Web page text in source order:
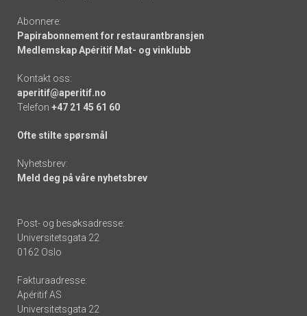
Abonnere:
Papirabonnement for restaurantbransjen
Medlemskap Apéritif Mat- og vinklubb
Kontakt oss:
aperitif@aperitif.no
Telefon +47 21 45 61 60
Ofte stilte spørsmål
Nyhetsbrev:
Meld deg på våre nyhetsbrev
Post- og besøksadresse:
Universitetsgata 22
0162 Oslo
Fakturaadresse:
Apéritif AS
Universitetsgata 22